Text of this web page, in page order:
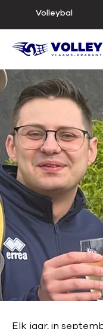
Volleybal
Elk jaar, in